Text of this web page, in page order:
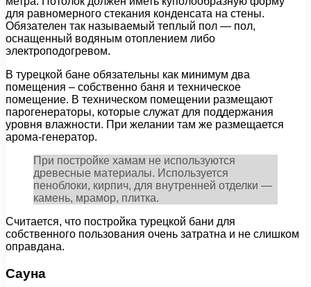
для равномерного стекания конденсата на стены.
Обязателен так называемый теплый пол — пол,
оснащенный водяным отоплением либо
электроподогревом.
В турецкой бане обязательны как минимум два
помещения – собственно баня и техническое
помещение. В техническом помещении размещают
парогенераторы, которые служат для поддержания
уровня влажности. При желании там же размещается
арома-генератор.
При постройке хамам не используются
древесные материалы. Используется
пеноблоки, кирпич, для внутренней отделки —
камень, мрамор, плитка.
Считается, что постройка турецкой бани для
собственного пользования очень затратна и не слишком
оправдана.
Сауна